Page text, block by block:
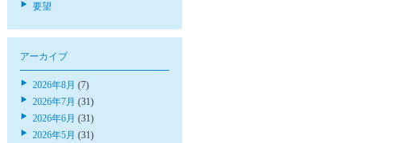
要望
アーカイブ
2026年8月 (7)
2026年7月 (31)
2026年6月 (31)
2026年5月 (31)